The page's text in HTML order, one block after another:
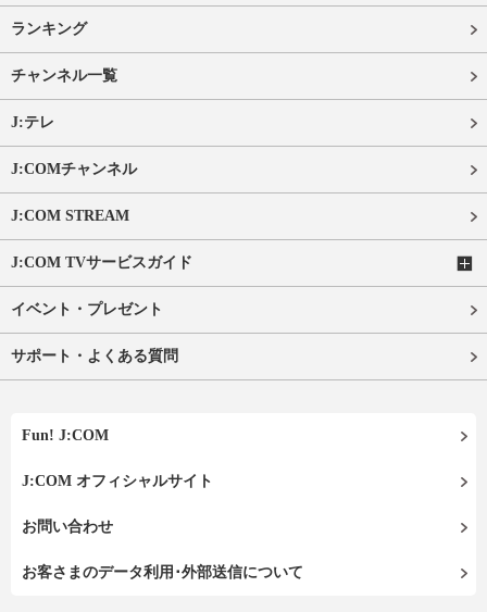
ランキング
チャンネル一覧
J:テレ
J:COMチャンネル
J:COM STREAM
J:COM TVサービスガイド
イベント・プレゼント
サポート・よくある質問
Fun! J:COM
J:COM オフィシャルサイト
お問い合わせ
お客さまのデータ利用･外部送信について